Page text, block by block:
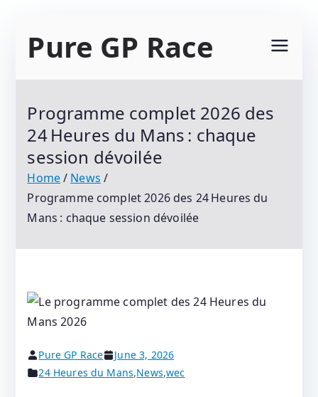
Pure GP Race
Tous Les Protagonistes Du Motocyclisme.
Résultats Et Classements
Programme complet 2026 des
24 Heures du Mans : chaque
session dévoilée
Home
News
Programme complet 2026 des 24 Heures du
Mans : chaque session dévoilée
Pure GP Race
June 3, 2026
24 Heures du Mans,News,wec